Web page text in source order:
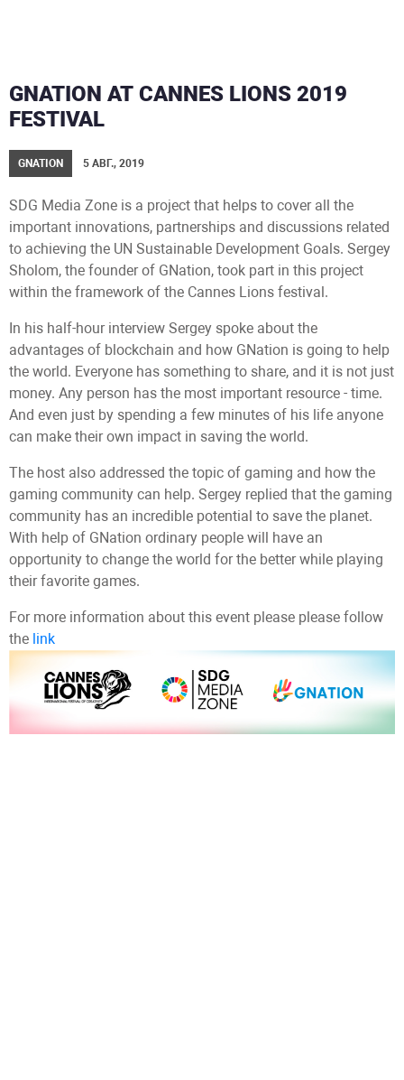
GNATION AT CANNES LIONS 2019
FESTIVAL
GNATION 5 АВГ., 2019
SDG Media Zone is a project that helps to cover all the
important innovations, partnerships and discussions related
to achieving the UN Sustainable Development Goals. Sergey
Sholom, the founder of GNation, took part in this project
within the framework of the Cannes Lions festival.
In his half-hour interview Sergey spoke about the
advantages of blockchain and how GNation is going to help
the world. Everyone has something to share, and it is not just
money. Any person has the most important resource - time.
And even just by spending a few minutes of his life anyone
can make their own impact in saving the world.
The host also addressed the topic of gaming and how the
gaming community can help. Sergey replied that the gaming
community has an incredible potential to save the planet.
With help of GNation ordinary people will have an
opportunity to change the world for the better while playing
their favorite games.
For more information about this event please please follow
the link